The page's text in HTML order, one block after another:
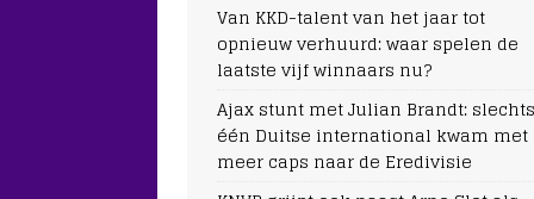
Van KKD-talent van het jaar tot
opnieuw verhuurd: waar spelen de
laatste vijf winnaars nu?
Ajax stunt met Julian Brandt: slechts
één Duitse international kwam met
meer caps naar de Eredivisie